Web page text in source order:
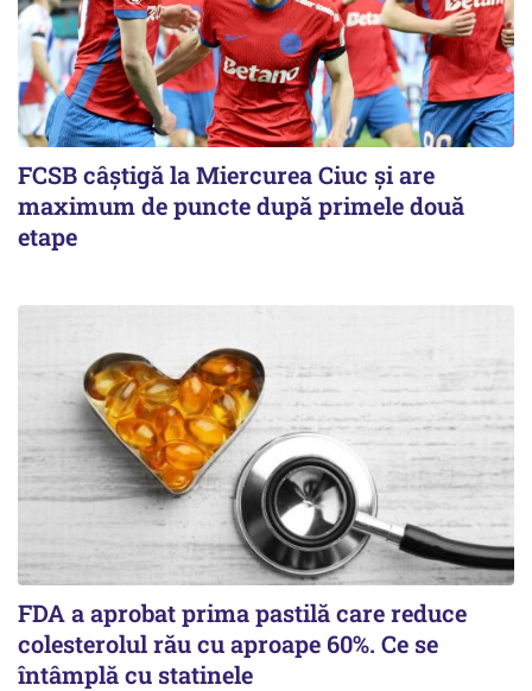
FCSB câştigă la Miercurea Ciuc şi are
maximum de puncte după primele două
etape
FDA a aprobat prima pastilă care reduce
colesterolul rău cu aproape 60%. Ce se
întâmplă cu statinele